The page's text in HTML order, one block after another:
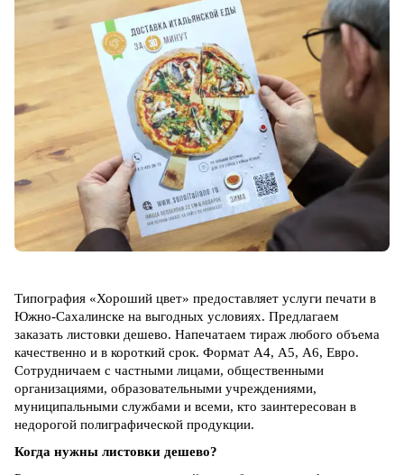
Типография «Хороший цвет» предоставляет услуги печати в
Южно-Сахалинске на выгодных условиях. Предлагаем
заказать листовки дешево. Напечатаем тираж любого объема
качественно и в короткий срок. Формат А4, А5, А6, Евро.
Сотрудничаем с частными лицами, общественными
организациями, образовательными учреждениями,
муниципальными службами и всеми, кто заинтересован в
недорогой полиграфической продукции.
Когда нужны листовки дешево?